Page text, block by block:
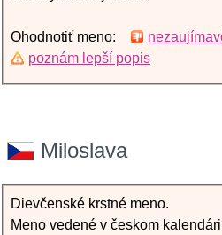
Ohodnotiť meno:
poznám lepší popis
Miloslava
Dievčenské krstné meno.
Meno vedené v českom